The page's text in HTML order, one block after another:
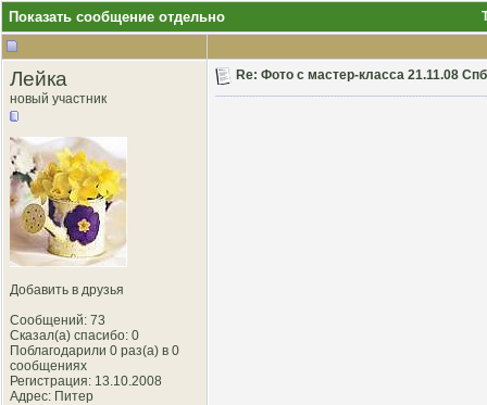
Показать сообщение отдельно
Лейка
новый участник
Добавить в друзья
Сообщений: 73
Сказал(а) спасибо: 0
Поблагодарили 0 раз(а) в 0
сообщениях
Регистрация: 13.10.2008
Адрес: Питер
Re: Фото с мастер-класса 21.11.08